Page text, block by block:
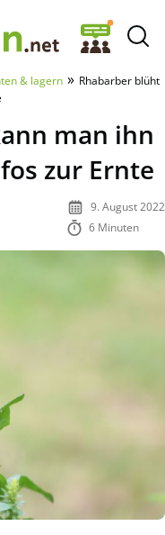
& lagern » Rhabarber blüht
man ihn
zur Ernte
9. August 2022
6 Minuten